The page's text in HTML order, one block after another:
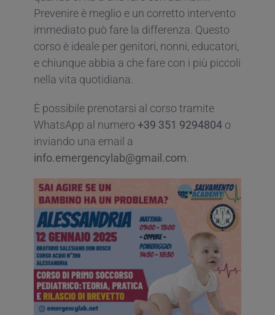
Prevenire è meglio e un corretto intervento
immediato può fare la differenza. Questo
corso è ideale per genitori, nonni, educatori,
e chiunque abbia a che fare con i più piccoli
nella vita quotidiana.
È possibile prenotarsi al corso tramite
WhatsApp al numero +39 351 9294804o
inviando una email a
info.emergencylab@gmail.com